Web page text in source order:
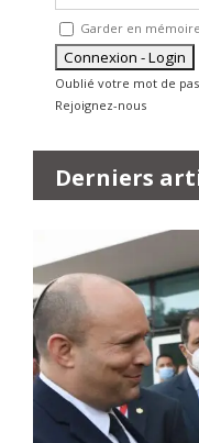
Garder en mémoire
Oublié votre mot de
Rejoignez-nous
Derniers